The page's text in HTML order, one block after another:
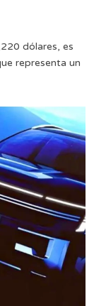
dólares, es
representa un